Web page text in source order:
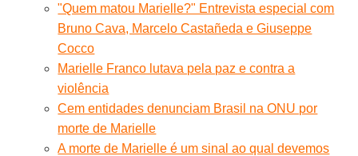
"Quem matou Marielle?" Entrevista especial com
Bruno Cava, Marcelo Castañeda e Giuseppe
Cocco
Marielle Franco lutava pela paz e contra a
violência
Cem entidades denunciam Brasil na ONU por
morte de Marielle
A morte de Marielle é um sinal ao qual devemos